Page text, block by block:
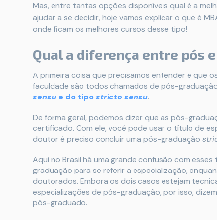
Mas, entre tantas opções disponíveis qual é a
ajudar a se decidir, hoje vamos explicar o que é
onde ficam os melhores cursos desse tipo!
Qual a diferença entre pós
A primeira coisa que precisamos entender é que
faculdade são todos chamados de pós-
sensu e do tipo stricto sensu.
De forma geral, podemos dizer que as pós-
certificado. Com ele, você pode usar o título de
doutor é preciso concluir uma pós-graduação
Aqui no Brasil há uma grande confusão com
graduação para se referir a especialização,
doutorados. Embora os dois casos estejam
especializações de pós-graduação, por isso,
pós-graduado.